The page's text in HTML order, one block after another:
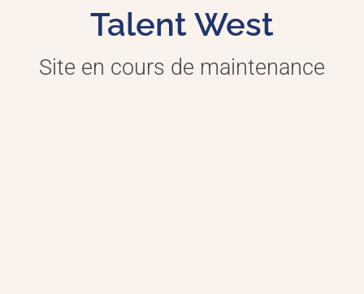
Talent West
Site en cours de maintenance